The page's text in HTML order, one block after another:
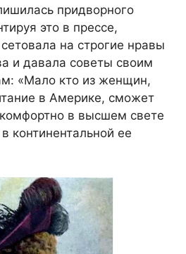
придворного
это в прессе,
на строгие нравы
и давала советы своим
«Мало кто из женщин,
в Америке, сможет
комфортно в высшем свете
континентальной ее